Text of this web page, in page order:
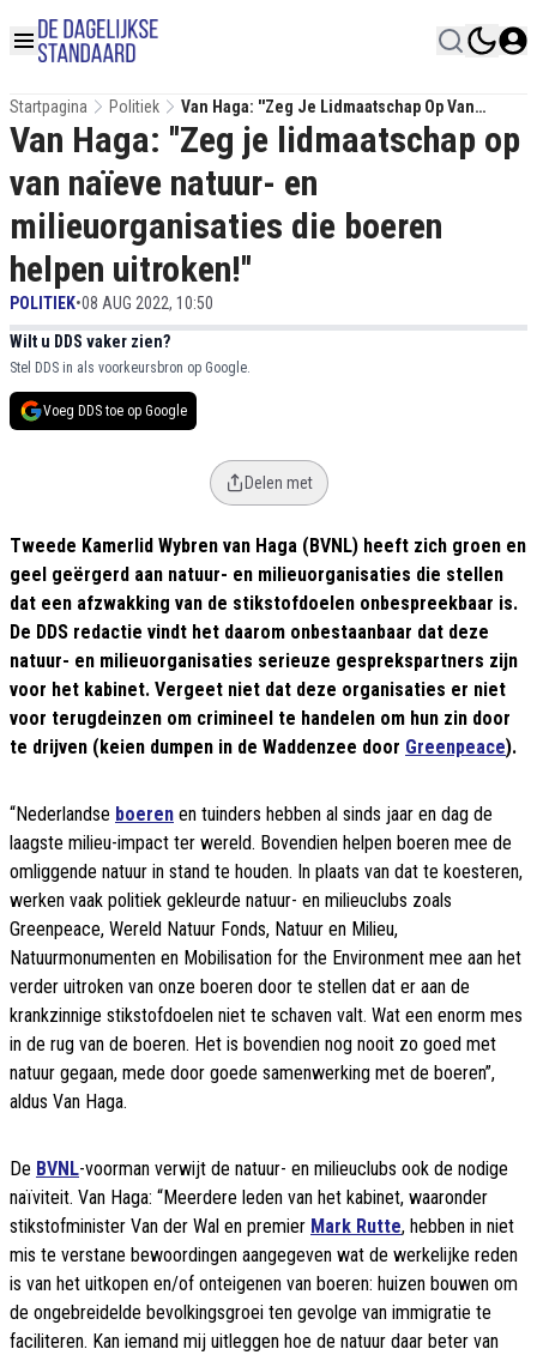
Startpagina Politiek
Van Haga: ''Zeg Je Lidmaatschap Op Van
Naïeve Natuur- En Milieuorganisaties Die
Boeren Helpen Uitroken!''
Van Haga: ''Zeg je lidmaatschap op
van naïeve natuur- en
milieuorganisaties die boeren
helpen uitroken!''
POLITIEK•08 AUG 2022, 10:50
Wilt u DDS vaker zien?
Stel DDS in als voorkeursbron op Google.
Voeg DDS toe op Google
Delen met
Tweede Kamerlid Wybren van Haga (BVNL) heeft zich groen en
geel geërgerd aan natuur- en milieuorganisaties die stellen
dat een afzwakking van de stikstofdoelen onbespreekbaar is.
De DDS redactie vindt het daarom onbestaanbaar dat deze
natuur- en milieuorganisaties serieuze gesprekspartners zijn
voor het kabinet. Vergeet niet dat deze organisaties er niet
voor terugdeinzen om crimineel te handelen om hun zin door
te drijven (keien dumpen in de Waddenzee door Greenpeace).
“Nederlandse boeren en tuinders hebben al sinds jaar en dag de
laagste milieu-impact ter wereld. Bovendien helpen boeren mee de
omliggende natuur in stand te houden. In plaats van dat te koesteren,
werken vaak politiek gekleurde natuur- en milieuclubs zoals
Greenpeace, Wereld Natuur Fonds, Natuur en Milieu,
Natuurmonumenten en Mobilisation for the Environment mee aan het
verder uitroken van onze boeren door te stellen dat er aan de
krankzinnige stikstofdoelen niet te schaven valt. Wat een enorm mes
in de rug van de boeren. Het is bovendien nog nooit zo goed met
natuur gegaan, mede door goede samenwerking met de boeren”,
aldus Van Haga.
De BVNL-voorman verwijt de natuur- en milieuclubs ook de nodige
naïviteit. Van Haga: “Meerdere leden van het kabinet, waaronder
stikstofminister Van der Wal en premier Mark Rutte, hebben in niet
mis te verstane bewoordingen aangegeven wat de werkelijke reden
is van het uitkopen en/of onteigenen van boeren: huizen bouwen om
de ongebreidelde bevolkingsgroei ten gevolge van immigratie te
faciliteren. Kan iemand mij uitleggen hoe de natuur daar beter van